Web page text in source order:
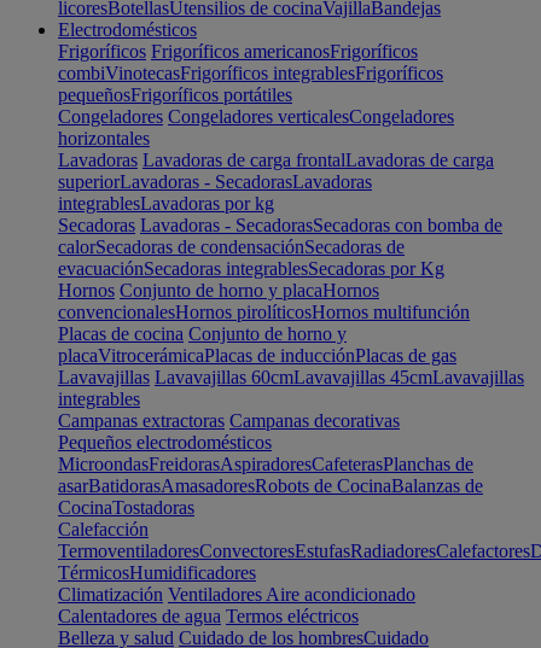
licoresBotellasUtensilios de cocinaVajillaBandejas
Electrodomésticos
Frigoríficos Frigoríficos americanosFrigoríficos
combiVinotecasFrigoríficos integrablesFrigoríficos
pequeñosFrigoríficos portátiles
Congeladores Congeladores verticalesCongeladores
horizontales
Lavadoras Lavadoras de carga frontalLavadoras de carga
superiorLavadoras - SecadorasLavadoras
integrablesLavadoras por kg
Secadoras Lavadoras - SecadorasSecadoras con bomba de
calorSecadoras de condensaciónSecadoras de
evacuaciónSecadoras integrablesSecadoras por Kg
Hornos Conjunto de horno y placaHornos
convencionalesHornos pirolíticosHornos multifunción
Placas de cocina Conjunto de horno y
placaVitrocerámicaPlacas de inducciónPlacas de gas
Lavavajillas Lavavajillas 60cmLavavajillas 45cmLavavajillas
integrables
Campanas extractoras Campanas decorativas
Pequeños electrodomésticos
MicroondasFreidorasAspiradoresCafeterasPlanchas de
asarBatidorasAmasadoresRobots de CocinaBalanzas de
CocinaTostadoras
Calefacción
TermoventiladoresConvectoresEstufasRadiadoresCalefactores
TérmicosHumidificadores
Climatización Ventiladores Aire acondicionado
Calentadores de agua Termos eléctricos
Belleza y salud Cuidado de los hombresCuidado